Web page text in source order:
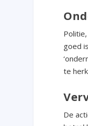
goed
te
De